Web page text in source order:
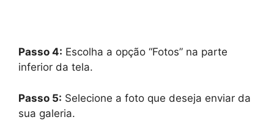
Passo 4: Escolha a opção “Fotos” na parte
inferior da tela.
Passo 5: Selecione a foto que deseja enviar da
sua galeria.